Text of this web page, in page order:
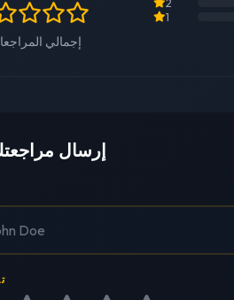
0 إجمالي
1
إرسال